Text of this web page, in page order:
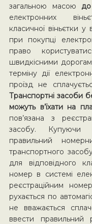
загальною масою
електронних
класичної віньєтки
при покупці
право
швидкісними
терміну дії
проїзд не
Транспортні засоби
можуть в’їхати на
пов’язана з
засобу. Купуючи
правильний
транспортного
для відповідного
номер в системі
реєстраційним
рухається по
не вважається
ввести правильний